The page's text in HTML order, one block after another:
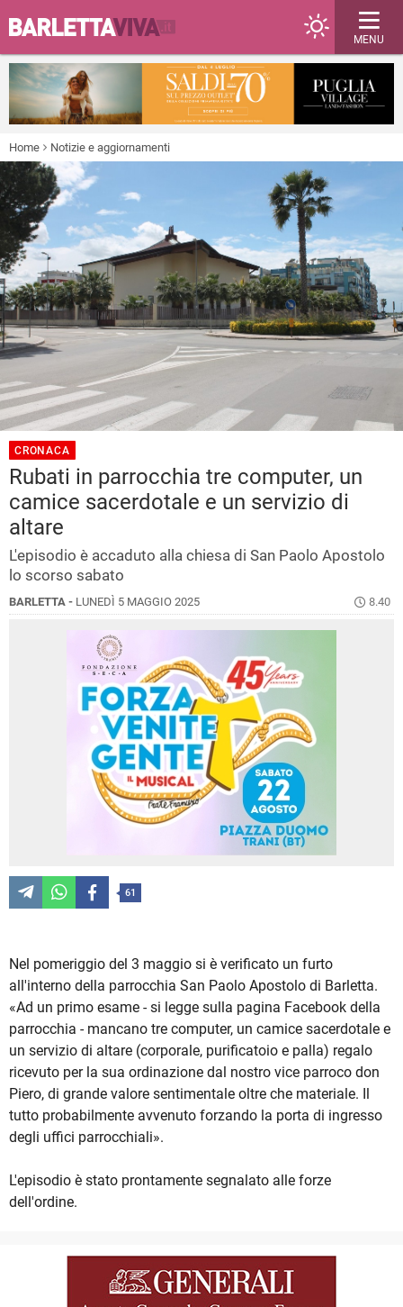
MENU
Home Notizie e aggiornamenti
CRONACA
Rubati in parrocchia tre computer, un
camice sacerdotale e un servizio di
altare
L'episodio è accaduto alla chiesa di San Paolo Apostolo
lo scorso sabato
BARLETTA - LUNEDÌ 5 MAGGIO 2025 8.40
61
Nel pomeriggio del 3 maggio si è verificato un furto
all'interno della parrocchia San Paolo Apostolo di Barletta.
«Ad un primo esame - si legge sulla pagina Facebook della
parrocchia - mancano tre computer, un camice sacerdotale e
un servizio di altare (corporale, purificatoio e palla) regalo
ricevuto per la sua ordinazione dal nostro vice parroco don
Piero, di grande valore sentimentale oltre che materiale. Il
tutto probabilmente avvenuto forzando la porta di ingresso
degli uffici parrocchiali».
L'episodio è stato prontamente segnalato alle forze
dell'ordine.